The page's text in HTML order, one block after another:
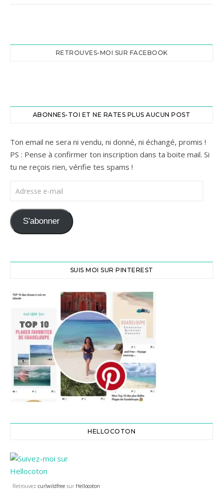
RETROUVES-MOI SUR FACEBOOK
ABONNES-TOI ET NE RATES PLUS AUCUN POST
Ton email ne sera ni vendu, ni donné, ni échangé, promis !
PS : Pense à confirmer ton inscription dans ta boite mail. Si
tu ne reçois rien, vérifie tes spams !
Adresse e-mail
S'abonner
SUIS MOI SUR PINTEREST
HELLOCOTON
Retrouvez curlwildfree sur Hellocoton